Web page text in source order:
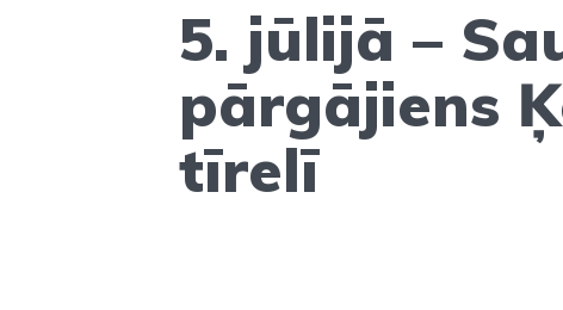
5. jūlijā –
pārgājiens
tīrelī